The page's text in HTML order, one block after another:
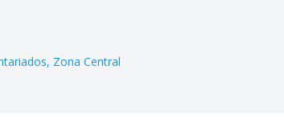
Zona Central